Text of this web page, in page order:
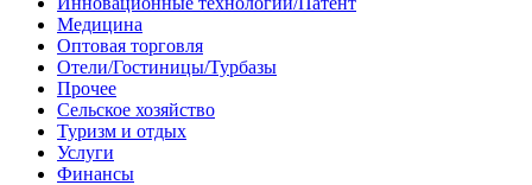
Медицина
Оптовая торговля
Отели/Гостиницы/Турбазы
Прочее
Сельское хозяйство
Туризм и отдых
Услуги
Финансы